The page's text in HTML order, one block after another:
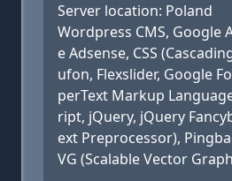
Server location: Poland
Wordpress CMS, Google
e Adsense, CSS
ufon, Flexslider, Google
perText Markup
ript, jQuery, jQuery
ext Preprocessor),
VG (Scalable Vector